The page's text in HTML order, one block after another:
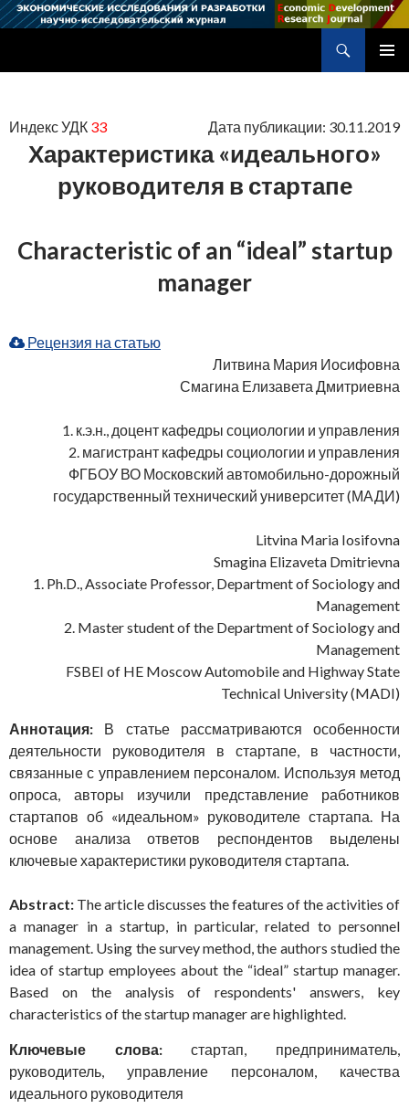
Индекс УДК 33 Дата публикации: 30.11.2019
Характеристика «идеального»
руководителя в стартапе
Characteristic of an “ideal” startup
manager
Рецензия на статью
Литвина Мария Иосифовна
Смагина Елизавета Дмитриевна
1. к.э.н., доцент кафедры социологии и управления
2. магистрант кафедры социологии и управления
ФГБОУ ВО Московский автомобильно-дорожный
государственный технический университет (МАДИ)
Litvina Maria Iosifovna
Smagina Elizaveta Dmitrievna
1. Ph.D., Associate Professor, Department of Sociology and
Management
2. Master student of the Department of Sociology and
Management
FSBEI of HE Moscow Automobile and Highway State
Technical University (MADI)
Аннотация: В статье рассматриваются особенности
деятельности руководителя в стартапе, в частности,
связанные с управлением персоналом. Используя метод
опроса, авторы изучили представление работников
стартапов об «идеальном» руководителе стартапа. На
основе анализа ответов респондентов выделены
ключевые характеристики руководителя стартапа.
Abstract: The article discusses the features of the activities of
a manager in a startup, in particular, related to personnel
management. Using the survey method, the authors studied the
idea of startup employees about the “ideal” startup manager.
Based on the analysis of respondents' answers, key
characteristics of the startup manager are highlighted.
Ключевые слова:стартап, предприниматель,
руководитель, управление персоналом, качества
идеального руководителя